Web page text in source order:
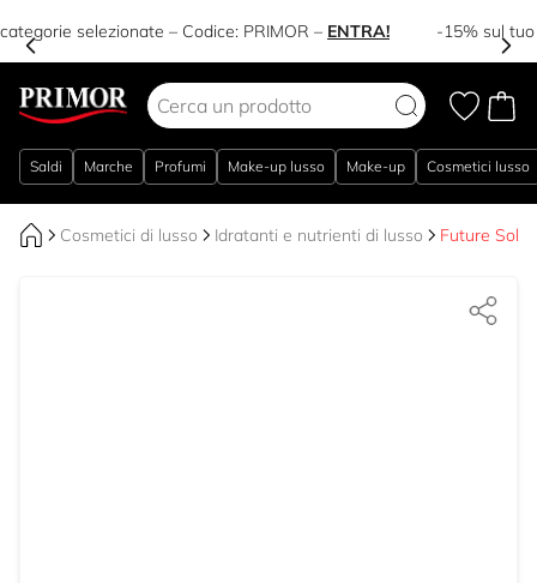
-10% extra in categorie selezionate – Codice:PRIMOR –ENTRA!
Saldi Marche Profumi Make-up lusso Make-up Cosmetici lusso
Cosmetici di lusso Idratanti e nutrienti di lusso Future